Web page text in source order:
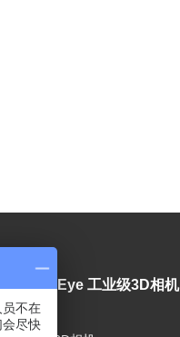
Mech-Eye 工业级3D相机
不在
尽快